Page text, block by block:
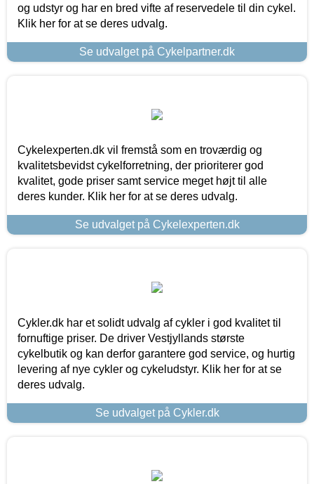
og udstyr og har en bred vifte af reservedele til din cykel.
Klik her for at se deres udvalg.
Se udvalget på Cykelpartner.dk
Cykelexperten.dk vil fremstå som en troværdig og
kvalitetsbevidst cykelforretning, der prioriterer god
kvalitet, gode priser samt service meget højt til alle
deres kunder. Klik her for at se deres udvalg.
Se udvalget på Cykelexperten.dk
Cykler.dk har et solidt udvalg af cykler i god kvalitet til
fornuftige priser. De driver Vestjyllands største
cykelbutik og kan derfor garantere god service, og hurtig
levering af nye cykler og cykeludstyr. Klik her for at se
deres udvalg.
Se udvalget på Cykler.dk